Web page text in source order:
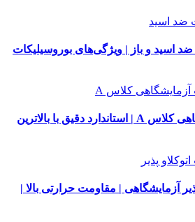
اسید و باز | ویژگی‌های بوروسیلیکات
خرید شیشه‌آلات آزمایشگاهی کلاس A | استاندارد دقیق با بالاترین
آزمایشگاهی | مقاومت حرارتی بالا |